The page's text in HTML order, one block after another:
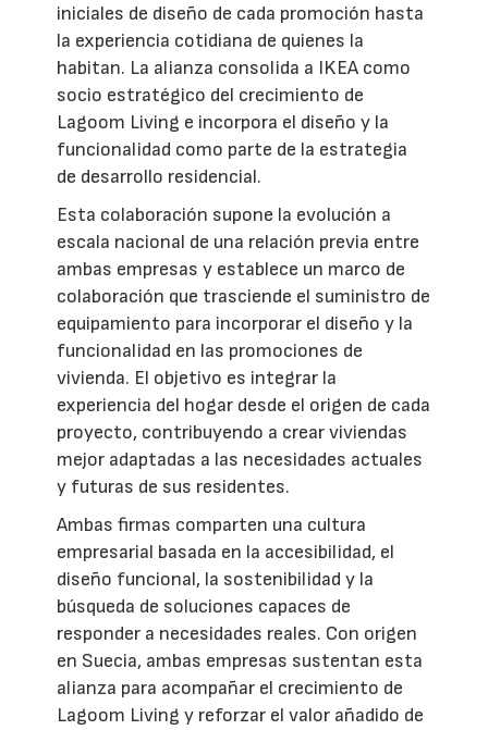
iniciales de diseño de cada promoción hasta
la experiencia cotidiana de quienes la
habitan. La alianza consolida a IKEA como
socio estratégico del crecimiento de
Lagoom Living e incorpora el diseño y la
funcionalidad como parte de la estrategia
de desarrollo residencial.
Esta colaboración supone la evolución a
escala nacional de una relación previa entre
ambas empresas y establece un marco de
colaboración que trasciende el suministro de
equipamiento para incorporar el diseño y la
funcionalidad en las promociones de
vivienda. El objetivo es integrar la
experiencia del hogar desde el origen de cada
proyecto, contribuyendo a crear viviendas
mejor adaptadas a las necesidades actuales
y futuras de sus residentes.
Ambas firmas comparten una cultura
empresarial basada en la accesibilidad, el
diseño funcional, la sostenibilidad y la
búsqueda de soluciones capaces de
responder a necesidades reales. Con origen
en Suecia, ambas empresas sustentan esta
alianza para acompañar el crecimiento de
Lagoom Living y reforzar el valor añadido de